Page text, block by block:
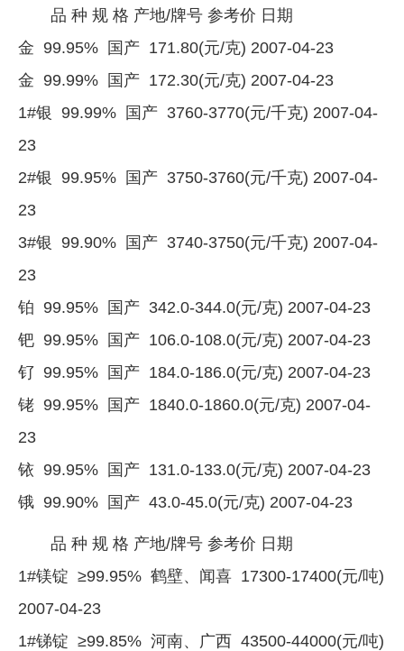
品 种 规 格 产地/牌号 参考价 日期
金 99.95% 国产 171.80(元/克) 2007-04-23
金 99.99% 国产 172.30(元/克) 2007-04-23
1#银 99.99% 国产 3760-3770(元/千克) 2007-04-
23
2#银 99.95% 国产 3750-3760(元/千克) 2007-04-
23
3#银 99.90% 国产 3740-3750(元/千克) 2007-04-
23
铂 99.95% 国产 342.0-344.0(元/克) 2007-04-23
钯 99.95% 国产 106.0-108.0(元/克) 2007-04-23
钌 99.95% 国产 184.0-186.0(元/克) 2007-04-23
铑 99.95% 国产 1840.0-1860.0(元/克) 2007-04-
23
铱 99.95% 国产 131.0-133.0(元/克) 2007-04-23
锇 99.90% 国产 43.0-45.0(元/克) 2007-04-23
品 种 规 格 产地/牌号 参考价 日期
1#镁锭 ≥99.95% 鹤壁、闻喜 17300-17400(元/吨)
2007-04-23
1#锑锭 ≥99.85% 河南、广西 43500-44000(元/吨)